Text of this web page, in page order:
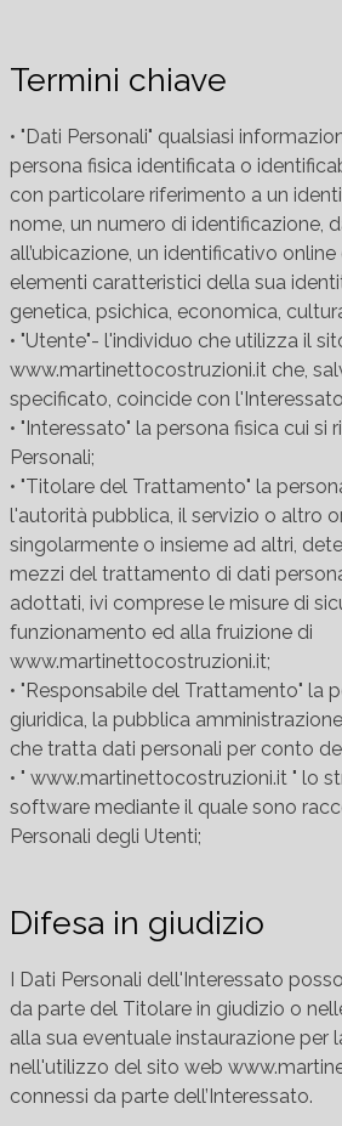
Termini chiave
• "Dati Personali" qualsiasi
persona fisica identificata o
con particolare riferimento a un
nome, un numero di identificazione,
all’ubicazione, un identificativo
elementi caratteristici della sua
genetica, psichica, economica,
• "Utente"- l'individuo che utilizza il
www.martinettocostruzioni.it che,
specificato, coincide con
• "Interessato" la persona fisica cui si
Personali;
• "Titolare del Trattamento" la
l'autorità pubblica, il servizio o altro
singolarmente o insieme ad altri,
mezzi del trattamento di dati
adottati, ivi comprese le misure di
funzionamento ed alla fruizione di
www.martinettocostruzioni.it;
• "Responsabile del Trattamento" la
giuridica, la pubblica
che tratta dati personali per conto
• " www.martinettocostruzioni.it " lo
software mediante il quale sono
Personali degli Utenti;
Difesa in giudizio
I Dati Personali dell'Interessato
da parte del Titolare in giudizio o
alla sua eventuale instaurazione per
nell'utilizzo del sito web
connessi da parte dell’Interessato.